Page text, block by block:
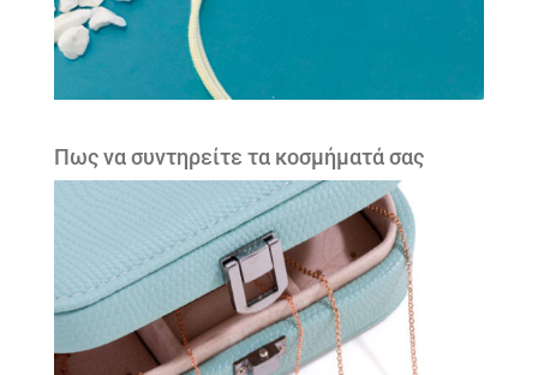
Πως να συντηρείτε τα κοσμήματά σας